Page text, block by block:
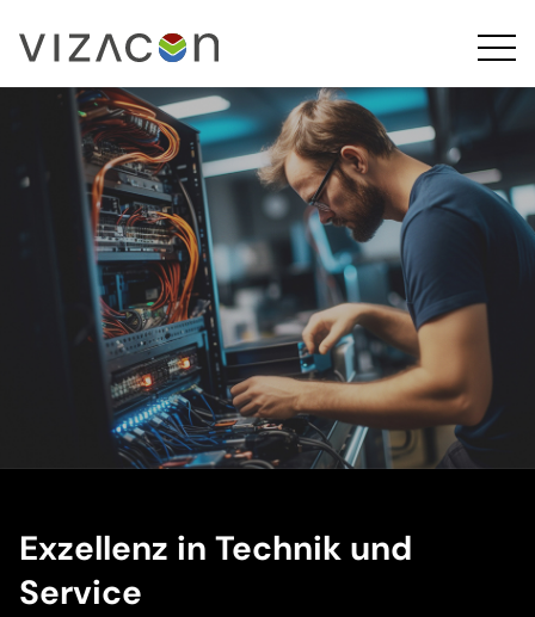
Exzellenz in Technik und
Service